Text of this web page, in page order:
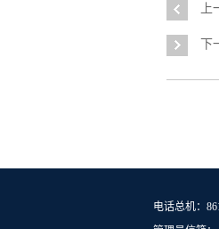
电话总机：